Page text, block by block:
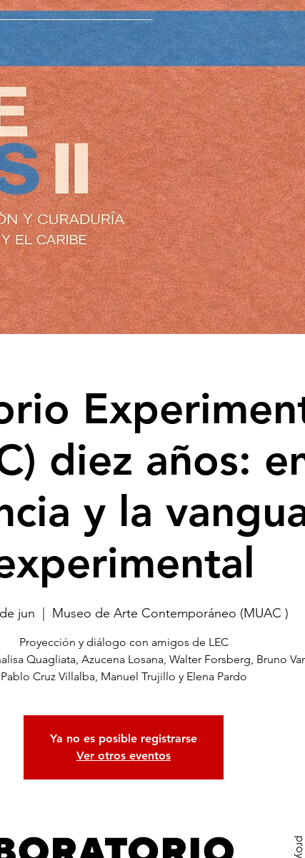
diez años:
y la
jun Museo de Arte Contemporáneo (MUAC )
Proyección y diálogo con amigos de LEC
Quagliata, Azucena Losana, Walter Forsberg, Bruno
Pablo Cruz Villalba, Manuel Trujillo y Elena Pardo
Ya no es posible registrarse
Ver otros eventos